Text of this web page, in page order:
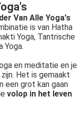
Van Alle Yoga's
is van Hatha
Yoga, Tantrische
Yoga.
en meditatie en je
Het is gemaakt
een grot kan gaan
volop in het leven